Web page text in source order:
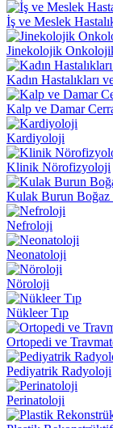
İş ve Meslek
Jinekolojik
Kadın Hastalıkları
Kalp ve Damar
Kardiyoloji
Klinik Nörofizyoloji
Kulak Burun Boğaz
Nefroloji
Neonatoloji
Nöroloji
Nükleer Tıp
Ortopedi ve
Pediyatrik Radyoloji
Perinatoloji